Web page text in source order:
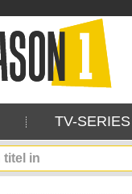
TV-SERIES